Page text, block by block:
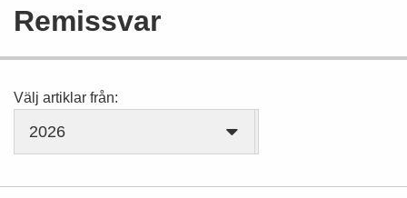
Remissvar
Välj artiklar från:
2026